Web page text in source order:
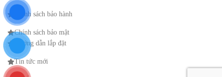
Chính sách bảo hành
Chính sách bảo mật
Hướng dẫn lắp đặt
Tin tức mới